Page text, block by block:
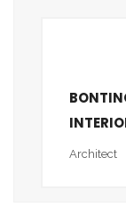
Architect